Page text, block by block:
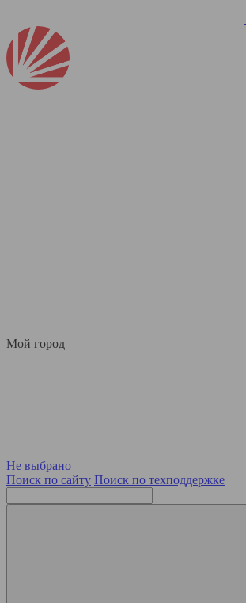
Мой город
Не выбрано
Поиск по сайту Поиск по техподдержке